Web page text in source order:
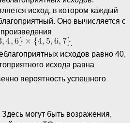
исход, в котором каждый
Оно вычисляется с
.
исходов равно 40,
исхода равна
вероятность успешного
могут быть возражения,